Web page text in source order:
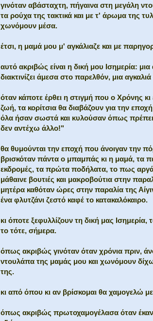
γινόταν αβάσταχτη, πήγαινα στη μεγάλη
τα ρούχα της τακτικά και με τ' άρωμα της
χωνόμουν μέσα.
έτσι, η μαμά μου μ' αγκάλιαζε και με
αυτό ακριβώς είναι η δική μου Ισημερία: μια
διακτινίζει άμεσα στο παρελθόν, μια
όταν κάποτε έρθει η στιγμή που ο Χρόνης
ζωή, τα κορίτσια θα διαβάζουν για την
όλα ήσαν σωστά και κυλούσαν όπως πρέπει
δεν αντέχω άλλο!"
θα θυμούνται την εποχή που άνοιγαν την
βρισκόταν πάντα ο μπαμπάς κι η μαμά, τα
εκδρομές, τα πρώτα ποδήλατα, το πως αργά
μάθαινε βουτιές και μακροβούτια στην
μητέρα καθόταν ώρες στην παραλία της
ένα φλυτζάνι ζεστό καφέ το κατακαλόκαιρο.
κι όποτε ξεφυλλίζουν τη δική μας Ισημερία,
το τότε, σήμερα.
όπως ακριβώς γινόταν όταν χρόνια πριν,
ντουλάπα της μαμάς μου και χωνόμουν
της.
κι από όπου κι αν βρίσκομαι θα χαμογελώ
όπως ακριβώς πρωτοχαμογέλασα όταν